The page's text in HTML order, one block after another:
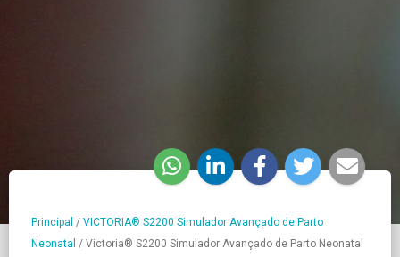
Principal / VICTORIA® S2200 Simulador Avançado de Parto
Neonatal / Victoria® S2200 Simulador Avançado de Parto Neonatal